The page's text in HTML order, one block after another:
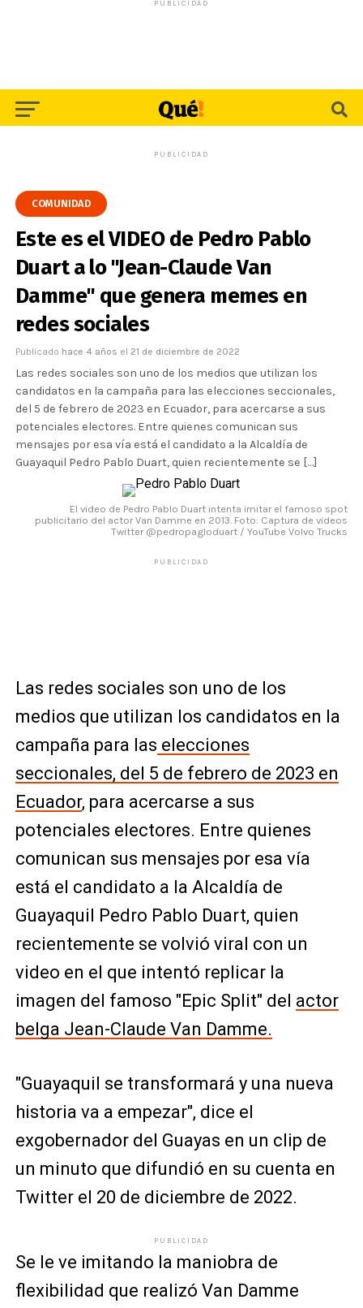
PUBLICIDAD
PUBLICIDAD
COMUNIDAD
Este es el VIDEO de Pedro Pablo
Duart a lo "Jean-Claude Van
Damme" que genera memes en
redes sociales
Publicado hace 4 años el 21 de diciembre de 2022
Las redes sociales son uno de los medios que utilizan los
candidatos en la campaña para las elecciones seccionales,
del 5 de febrero de 2023 en Ecuador, para acercarse a sus
potenciales electores. Entre quienes comunican sus
mensajes por esa vía está el candidato a la Alcaldía de
Guayaquil Pedro Pablo Duart, quien recientemente se […]
El video de Pedro Pablo Duart intenta imitar el famoso spot
publicitario del actor Van Damme en 2013. Foto: Captura de videos
Twitter @pedropagloduart / YouTube Volvo Trucks
PUBLICIDAD
Las redes sociales son uno de los
medios que utilizan los candidatos en la
campaña para las elecciones
seccionales, del 5 de febrero de 2023 en
Ecuador, para acercarse a sus
potenciales electores. Entre quienes
comunican sus mensajes por esa vía
está el candidato a la Alcaldía de
Guayaquil Pedro Pablo Duart, quien
recientemente se volvió viral con un
video en el que intentó replicar la
imagen del famoso "Epic Split" del actor
belga Jean-Claude Van Damme.
"Guayaquil se transformará y una nueva
historia va a empezar", dice el
exgobernador del Guayas en un clip de
un minuto que difundió en su cuenta en
Twitter el 20 de diciembre de 2022.
PUBLICIDAD
Se le ve imitando la maniobra de
flexibilidad que realizó Van Damme